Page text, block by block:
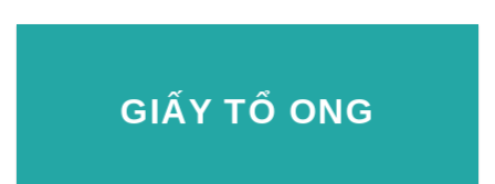
GIẤY TỔ ONG